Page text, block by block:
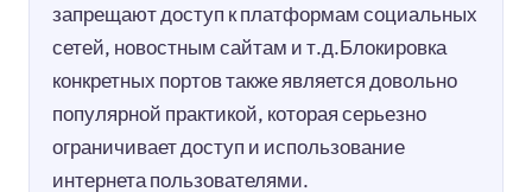
запрещают доступ к платформам социальных
сетей, новостным сайтам и т.д.Блокировка
конкретных портов также является довольно
популярной практикой, которая серьезно
ограничивает доступ и использование
интернета пользователями.